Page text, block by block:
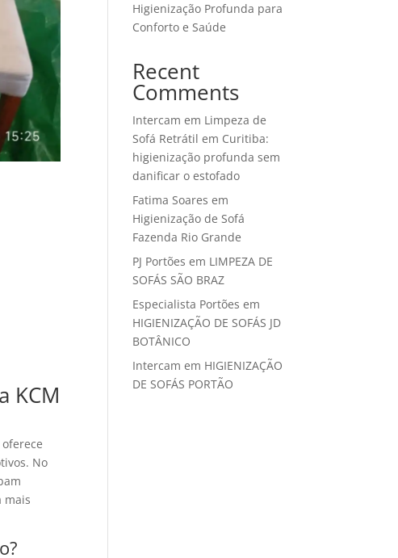
KCM
No
mais
Higienização Profunda para
Conforto e Saúde
Recent
Comments
Intercam em Limpeza de
Sofá Retrátil em Curitiba:
higienização profunda sem
danificar o estofado
Fatima Soares em
Higienização de Sofá
Fazenda Rio Grande
PJ Portões em LIMPEZA DE
SOFÁS SÃO BRAZ
Especialista Portões em
HIGIENIZAÇÃO DE SOFÁS JD
BOTÂNICO
Intercam em HIGIENIZAÇÃO
DE SOFÁS PORTÃO